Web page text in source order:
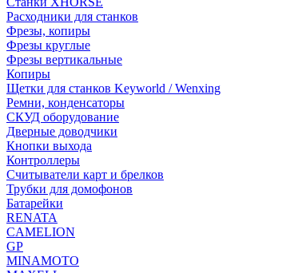
Расходники для станков
Фрезы, копиры
Фрезы круглые
Фрезы вертикальные
Копиры
Щетки для станков Keyworld / Wenxing
Ремни, конденсаторы
СКУД оборудование
Дверные доводчики
Кнопки выхода
Контроллеры
Считыватели карт и брелков
Трубки для домофонов
Батарейки
RENATA
CAMELION
GP
MINAMOTO